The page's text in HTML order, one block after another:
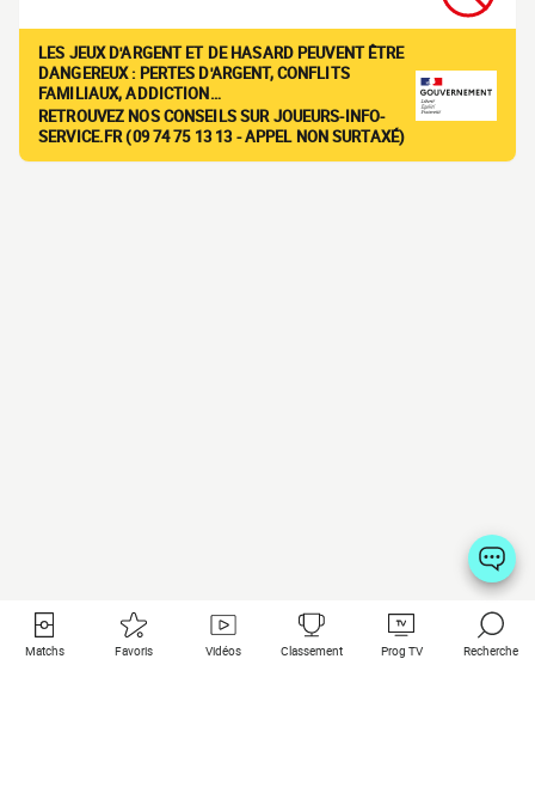
LES JEUX D'ARGENT ET DE HASARD PEUVENT ÊTRE
DANGEREUX : PERTES D'ARGENT, CONFLITS
FAMILIAUX, ADDICTION…
RETROUVEZ NOS CONSEILS SUR JOUEURS-INFO-
SERVICE.FR (09 74 75 13 13 - APPEL NON SURTAXÉ)
Matchs Favoris Vidéos Classement Prog TV Recherche